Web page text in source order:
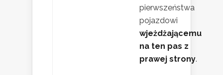
pierwszeństwa
pojazdowi
wjeżdżającemu
na ten pas z
prawej strony.